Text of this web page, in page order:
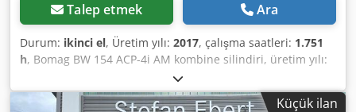
Talep etmek Ara
Durum: ikinci el, Üretim yılı: 2017, çalışma saatleri: 1.751
h, Bomag BW 154 ACP-4i AM kombine silindiri, üretim yılı:
2017, çalışma saati: sadece 1.751 saat, motor: Kubota
[55,4kW/75PS], Asfalt Yönetimi 2, iki taraflı asfalt kesme,
Küçük ilan